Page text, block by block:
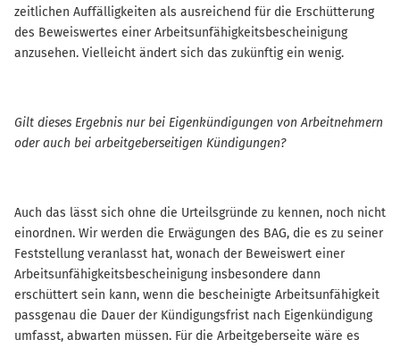
zeitlichen Auffälligkeiten als ausreichend für die Erschütterung
des Beweiswertes einer Arbeitsunfähigkeitsbescheinigung
anzusehen. Vielleicht ändert sich das zukünftig ein wenig.
Gilt dieses Ergebnis nur bei Eigenkündigungen von Arbeitnehmern
oder auch bei arbeitgeberseitigen Kündigungen?
Auch das lässt sich ohne die Urteilsgründe zu kennen, noch nicht
einordnen. Wir werden die Erwägungen des BAG, die es zu seiner
Feststellung veranlasst hat, wonach der Beweiswert einer
Arbeitsunfähigkeitsbescheinigung insbesondere dann
erschüttert sein kann, wenn die bescheinigte Arbeitsunfähigkeit
passgenau die Dauer der Kündigungsfrist nach Eigenkündigung
umfasst, abwarten müssen. Für die Arbeitgeberseite wäre es